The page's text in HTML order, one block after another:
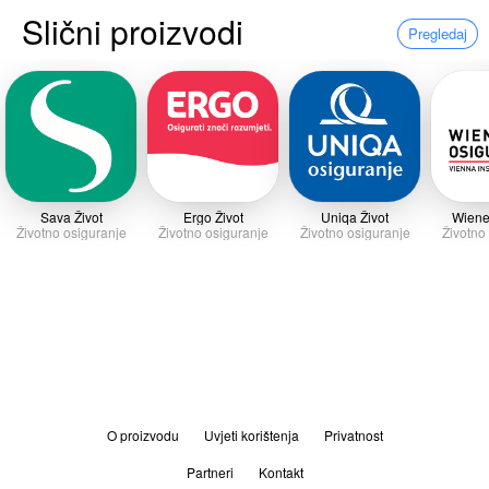
Slični proizvodi Pregledaj
Sava Život
Životno osiguranje
Ergo Život
Životno osiguranje
Uniqa Život
Životno osiguranje
O proizvodu Uvjeti korištenja
Privatnost
Partneri
Kontakt